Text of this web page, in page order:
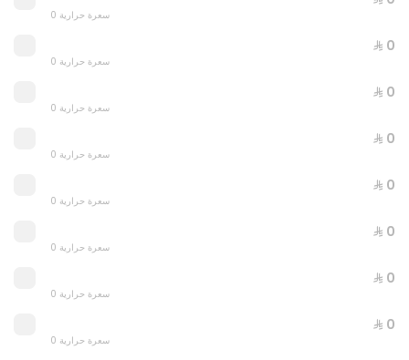
Gathering Box
0 سعرة حرارية
⁨⁦‪‬ 0⁩
0 سعرة حرارية
⁨⁦‪‬ 0⁩
0 سعرة حرارية
⁨⁦‪‬ 0⁩
0 سعرة حرارية
⁨⁦‪‬ 0⁩
0 سعرة حرارية
⁨⁦‪‬ 0⁩
0 سعرة حرارية
⁨⁦‪‬ 0⁩
0 سعرة حرارية
⁨⁦‪‬ 0⁩
0 سعرة حرارية